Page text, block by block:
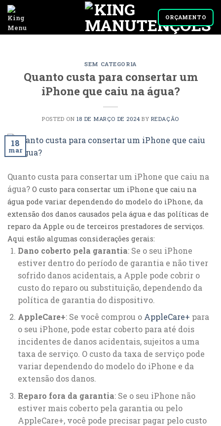
Skip
content
ORÇAMENTO
SEM CATEGORIA
Quanto custa para consertar um
iPhone que caiu na água?
POSTED ON 18 DE MARÇO DE 2024 BY REDAÇÃO
18
mar
Quanto custa para consertar um iPhone que caiu na
água? O custo para consertar um iPhone que caiu na
água pode variar dependendo do modelo do iPhone, da
extensão dos danos causados pela água e das políticas de
reparo da Apple ou de terceiros prestadores de serviços.
Aqui estão algumas considerações gerais:
Dano coberto pela garantia: Se o seu iPhone
estiver dentro do período de garantia e não tiver
sofrido danos acidentais, a Apple pode cobrir o
custo do reparo ou substituição, dependendo da
política de garantia do dispositivo.
AppleCare+: Se você comprou o AppleCare+ para
o seu iPhone, pode estar coberto para até dois
incidentes de danos acidentais, sujeitos a uma
taxa de serviço. O custo da taxa de serviço pode
variar dependendo do modelo do iPhone e da
extensão dos danos.
Reparo fora da garantia: Se o seu iPhone não
estiver mais coberto pela garantia ou pelo
AppleCare+, você pode precisar pagar pelo custo